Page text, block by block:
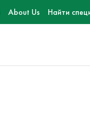
About Us Найти